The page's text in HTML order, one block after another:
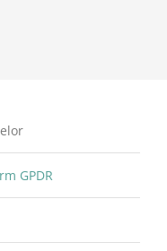
GPDR